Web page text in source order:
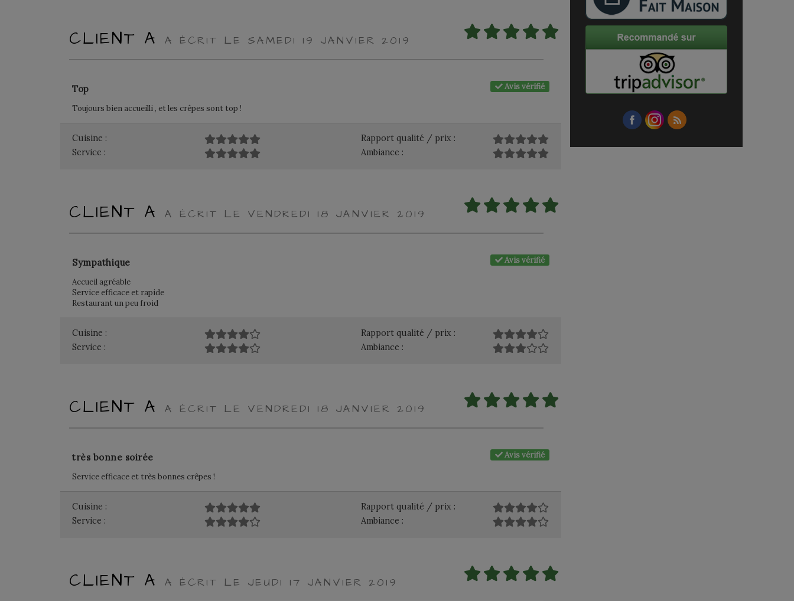
CLIENT A A ÉCRIT LE SAMEDI 19 JANVIER 2019
Avis vérifié
Top
Toujours bien accueilli , et les crêpes sont top !
Cuisine :
Rapport qualité / prix :
Service :
Ambiance :
CLIENT A A ÉCRIT LE VENDREDI 18 JANVIER 2019
Avis vérifié
Sympathique
Accueil agréable
Service efficace et rapide
Restaurant un peu froid
Cuisine :
Rapport qualité / prix :
Service :
Ambiance :
CLIENT A A ÉCRIT LE VENDREDI 18 JANVIER 2019
Avis vérifié
très bonne soirée
Service efficace et très bonnes crêpes !
Cuisine :
Rapport qualité / prix :
Service :
Ambiance :
CLIENT A A ÉCRIT LE JEUDI 17 JANVIER 2019